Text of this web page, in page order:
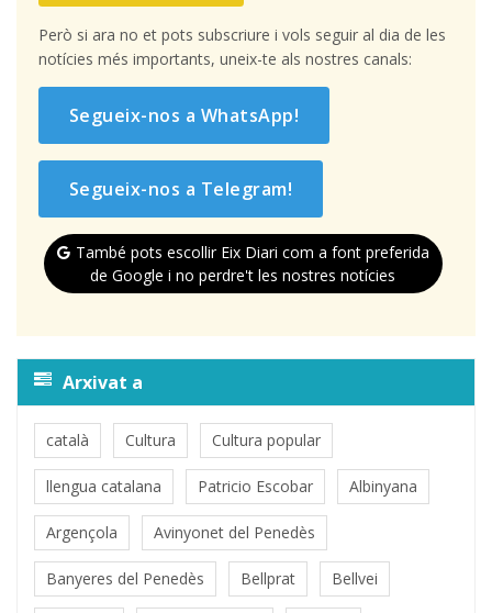
Però si ara no et pots subscriure i vols seguir al dia de les
notícies més importants, uneix-te als nostres canals:
Segueix-nos a WhatsApp!
Segueix-nos a Telegram!
També pots escollir Eix Diari com a font preferida
de Google i no perdre't les nostres notícies
Arxivat a
català Cultura Cultura popular
llengua catalana Patricio Escobar Albinyana
Argençola Avinyonet del Penedès
Banyeres del Penedès Bellprat Bellvei